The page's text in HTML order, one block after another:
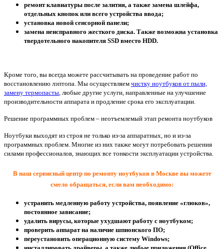
ремонт клавиатуры после залития, а также замена шлейфа,
отдельных кнопок или всего устройства ввода;
установка новой сенсорной панели;
замена неисправного жесткого диска. Также возможна установка
твердотельного накопителя SSD вместо HDD.
Кроме того, вы всегда можете рассчитывать на проведение работ по
восстановлению лэптопа. Мы осуществляем чистку ноутбуков от пыли,
замену термопасты , любые другие услуги, направленные на улучшение
производительности аппарата и продление срока его эксплуатации.
Решение программных проблем – неотъемлемый этап ремонта ноутбуков
Ноутбуки выходят из строя не только из-за аппаратных, но и из-за
программных проблем. Многие из них также могут потребовать решения
силами профессионалов, знающих все тонкости эксплуатации устройства.
В наш сервисный центр по ремонту ноутбуков в Москве вы можете
смело обращаться, если вам необходимо:
устранить медленную работу устройства, появление «глюков»,
постоянное зависание;
удалить вирусы, которые ухудшают работу с ноутбуком;
проверить аппарат на наличие шпионского ПО;
переустановить операционную систему Windows;